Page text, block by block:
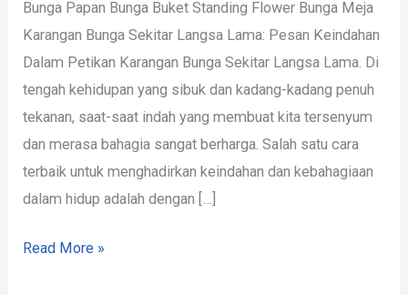
Bunga Papan Bunga Buket Standing Flower Bunga Meja
Karangan Bunga Sekitar Langsa Lama: Pesan Keindahan
Dalam Petikan Karangan Bunga Sekitar Langsa Lama. Di
tengah kehidupan yang sibuk dan kadang-kadang penuh
tekanan, saat-saat indah yang membuat kita tersenyum
dan merasa bahagia sangat berharga. Salah satu cara
terbaik untuk menghadirkan keindahan dan kebahagiaan
dalam hidup adalah dengan […]
Read More »